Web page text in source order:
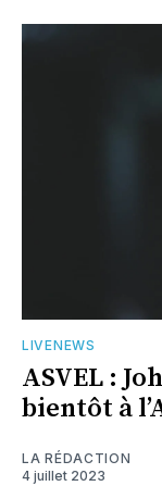
LIVENEWS
ASVEL :
bientôt à
LA RÉDACTION
4 juillet 2023